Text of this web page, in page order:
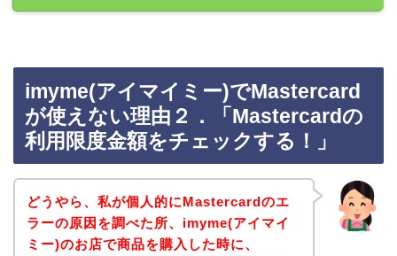
imyme(アイマイミー)でMastercard
が使えない理由２．「Mastercardの
利用限度金額をチェックする！」
どうやら、私が個人的にMastercardのエ
ラーの原因を調べた所、imyme(アイマイ
ミー)のお店で商品を購入した時に、